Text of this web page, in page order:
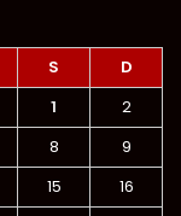
S
D
1
2
8
9
15
16